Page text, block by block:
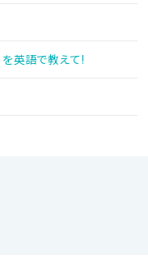
英語で教えて!